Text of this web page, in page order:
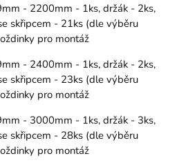
- 2200mm - 1ks, držák - 2ks,
skřipcem - 21ks (dle výběru
pro montáž
- 2400mm - 1ks, držák - 2ks,
skřipcem - 23ks (dle výběru
pro montáž
- 3000mm - 1ks, držák - 3ks,
skřipcem - 28ks (dle výběru
pro montáž